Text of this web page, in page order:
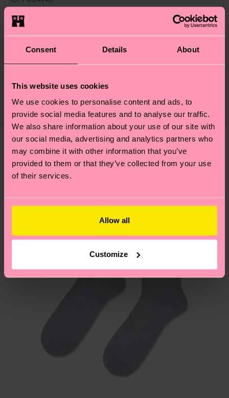
Consent Details About
This website uses cookies
We use cookies to personalise content and ads, to
provide social media features and to analyse our traffic.
We also share information about your use of our site with
our social media, advertising and analytics partners who
may combine it with other information that you’ve
provided to them or that they’ve collected from your use
of their services.
Allow all
Customize
Materials
86% Cotton, 12% Polyamide, 2% Elastane
Nachhaltigkeit
Zertifizierungen – es geht auch um eine ethische
Lieferkette, die Reduzierung von Emissionen, die
richtige Pflege von Socken und VIELES MEHR!
Weitere Informationen sowie Tipps und Tricks
findest du auf unsererNachhaltigkeitsseite.
ab und unsere länderspezifische Versandübersicht
findest duhier. Die Lieferzeit beginnt sobald
deine Bestellung versandt wurde. Bitte bedenke,
dass es sich hierbei um einen Richtwert handelt
und die genaue Lieferzeit von der lokalen Post in
deinem Land abhängt.
Du hast Fragen zu einer Retoure? In unserem
Ähnliche muster
Neuheit